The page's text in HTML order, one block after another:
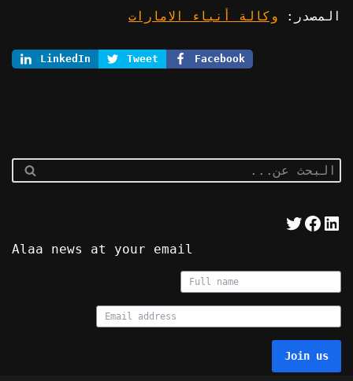
المصدر: وكالة أنباء الامارات
LinkedIn Tweet Facebook
Alaa news at your email
Join us